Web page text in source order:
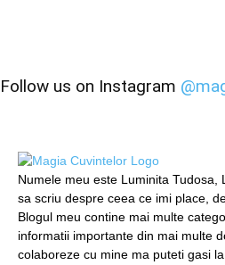
Follow us on Instagram
Numele meu este Luminita Tudosa,
sa scriu despre ceea ce imi place,
Blogul meu contine mai multe
informatii importante din mai multe
colaboreze cu mine ma puteti gasi